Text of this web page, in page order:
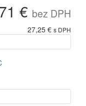
€ bez DPH
27,25 € s DPH